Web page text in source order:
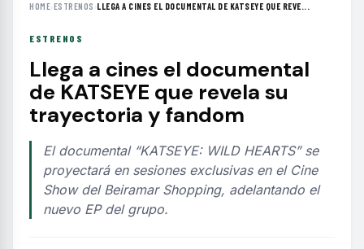
HOME›ESTRENOS ›LLEGA A CINES EL DOCUMENTAL DE KATSEYE QUE REVE...
ESTRENOS
Llega a cines el documental
de KATSEYE que revela su
trayectoria y fandom
El documental “KATSEYE: WILD HEARTS” se
proyectará en sesiones exclusivas en el Cine
Show del Beiramar Shopping, adelantando el
nuevo EP del grupo.